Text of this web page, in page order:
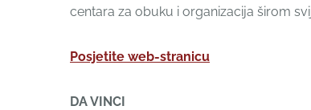
centara za obuku i organizacija širom
Posjetite web-stranicu
DA VINCI